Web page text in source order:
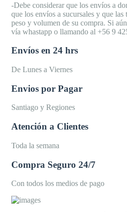
-Debe considerar que los envíos a
que los envíos a sucursales y que las
peso y volumen de su compra. Si
vía whastapp o llamando al +56 9
Envíos en 24 hrs
De Lunes a Viernes
Envios por Pagar
Santiago y Regiones
Atención a Clientes
Toda la semana
Compra Seguro 24/7
Con todos los medios de pago